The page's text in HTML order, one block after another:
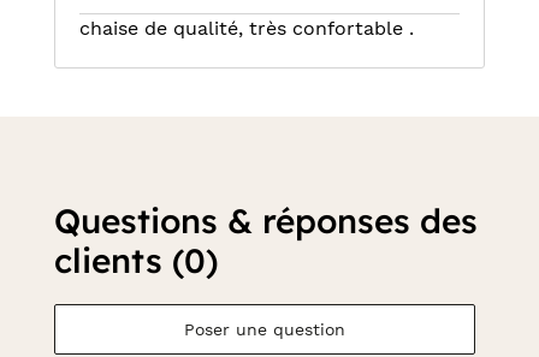
chaise de qualité, très confortable .
Questions & réponses des
clients (0)
Poser une question